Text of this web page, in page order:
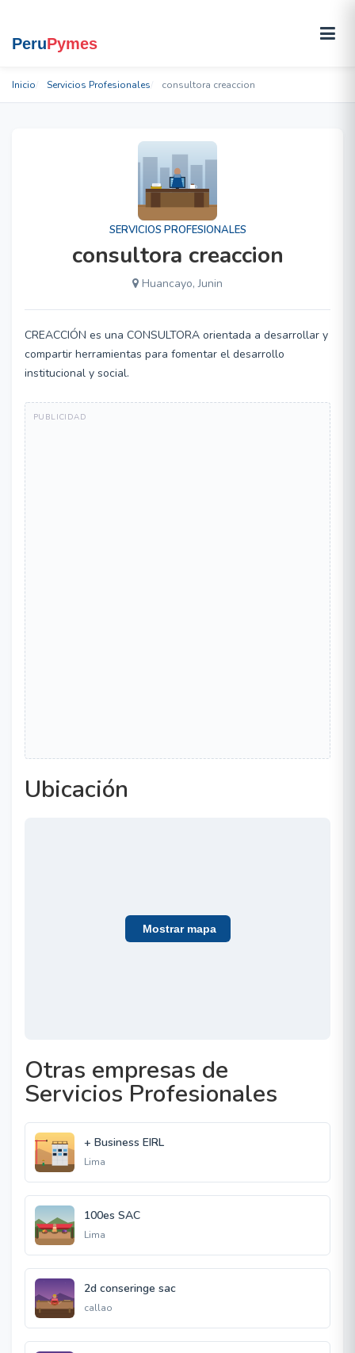
Inicio Servicios Profesionales consultora creaccion
SERVICIOS PROFESIONALES
consultora creaccion
Huancayo, Junin
CREACCIÓN es una CONSULTORA orientada a desarrollar y
compartir herramientas para fomentar el desarrollo
institucional y social.
Ubicación
Mostrar mapa
Otras empresas de
Servicios Profesionales
+ Business EIRL
Lima
100es SAC
Lima
2d conseringe sac
callao